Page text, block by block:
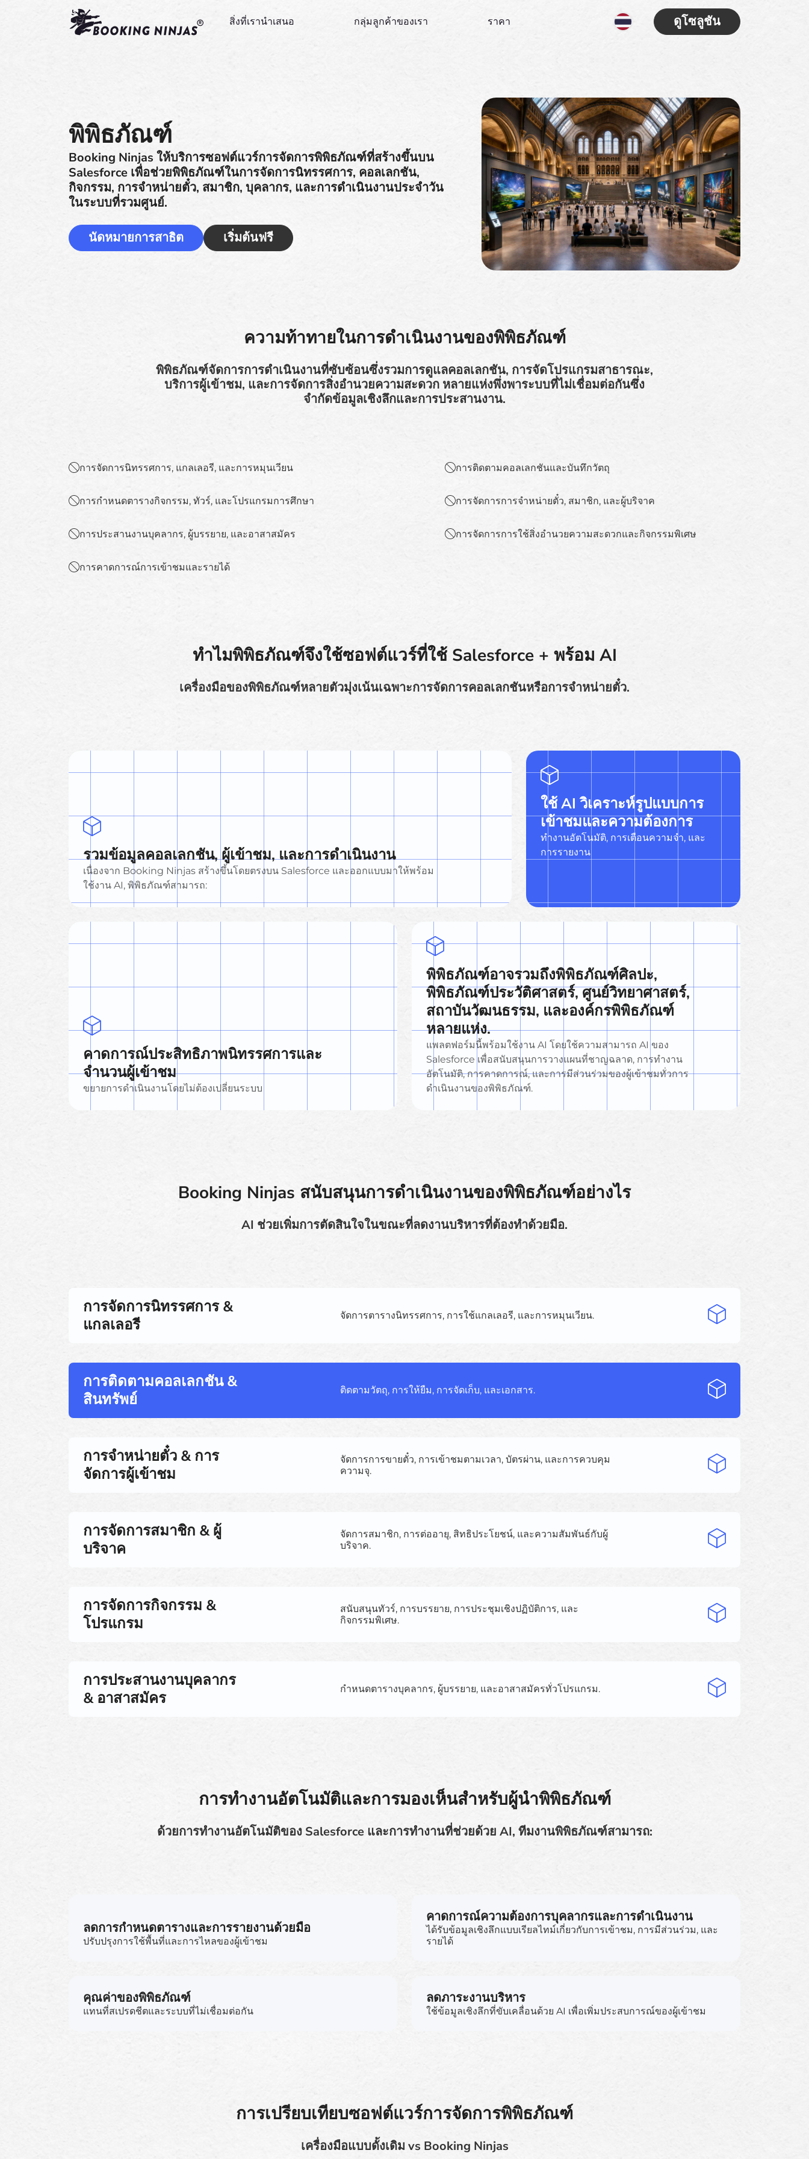
ดูโซลูชัน
สิ่งที่เรานำเสนอ กลุ่มลูกค้าของเรา ราคา
พิพิธภัณฑ์
Booking Ninjas ให้บริการซอฟต์แวร์การจัดการพิพิธภัณฑ์ที่สร้างขึ้นบน
Salesforce เพื่อช่วยพิพิธภัณฑ์ในการจัดการนิทรรศการ, คอลเลกชัน,
กิจกรรม, การจำหน่ายตั๋ว, สมาชิก, บุคลากร, และการดำเนินงานประจำวัน
ในระบบที่รวมศูนย์.
นัดหมายการสาธิต เริ่มต้นฟรี
ความท้าทายในการดำเนินงานของพิพิธภัณฑ์
พิพิธภัณฑ์จัดการการดำเนินงานที่ซับซ้อนซึ่งรวมการดูแลคอลเลกชัน, การจัดโปรแกรมสาธารณะ,
บริการผู้เข้าชม, และการจัดการสิ่งอำนวยความสะดวก หลายแห่งพึ่งพาระบบที่ไม่เชื่อมต่อกันซึ่ง
จำกัดข้อมูลเชิงลึกและการประสานงาน.
การจัดการนิทรรศการ, แกลเลอรี, และการหมุนเวียน การติดตามคอลเลกชันและบันทึกวัตถุ
การกำหนดตารางกิจกรรม, ทัวร์, และโปรแกรมการศึกษา การจัดการการจำหน่ายตั๋ว, สมาชิก, และผู้บริจาค
การประสานงานบุคลากร, ผู้บรรยาย, และอาสาสมัคร การจัดการการใช้สิ่งอำนวยความสะดวกและกิจกรรมพิเศษ
การคาดการณ์การเข้าชมและรายได้
ทำไมพิพิธภัณฑ์จึงใช้ซอฟต์แวร์ที่ใช้ Salesforce + พร้อม AI
เครื่องมือของพิพิธภัณฑ์หลายตัวมุ่งเน้นเฉพาะการจัดการคอลเลกชันหรือการจำหน่ายตั๋ว.
รวมข้อมูลคอลเลกชัน, ผู้เข้าชม, และการดำเนินงาน
เนื่องจาก Booking Ninjas สร้างขึ้นโดยตรงบน Salesforce และออกแบบมาให้พร้อม
ใช้งาน AI, พิพิธภัณฑ์สามารถ:
ใช้ AI วิเคราะห์รูปแบบการ
เข้าชมและความต้องการ
ทำงานอัตโนมัติ, การเตือนความจำ, และ
การรายงาน
คาดการณ์ประสิทธิภาพนิทรรศการและ
จำนวนผู้เข้าชม
ขยายการดำเนินงานโดยไม่ต้องเปลี่ยนระบบ
พิพิธภัณฑ์อาจรวมถึงพิพิธภัณฑ์ศิลปะ,
พิพิธภัณฑ์ประวัติศาสตร์, ศูนย์วิทยาศาสตร์,
สถาบันวัฒนธรรม, และองค์กรพิพิธภัณฑ์
หลายแห่ง.
แพลตฟอร์มนี้พร้อมใช้งาน AI โดยใช้ความสามารถ AI ของ
Salesforce เพื่อสนับสนุนการวางแผนที่ชาญฉลาด, การทำงาน
อัตโนมัติ, การคาดการณ์, และการมีส่วนร่วมของผู้เข้าชมทั่วการ
ดำเนินงานของพิพิธภัณฑ์.
Booking Ninjas สนับสนุนการดำเนินงานของพิพิธภัณฑ์อย่างไร
AI ช่วยเพิ่มการตัดสินใจในขณะที่ลดงานบริหารที่ต้องทำด้วยมือ.
การจัดการนิทรรศการ &
แกลเลอรี
จัดการตารางนิทรรศการ, การใช้แกลเลอรี, และการหมุนเวียน.
การติดตามคอลเลกชัน &
สินทรัพย์
ติดตามวัตถุ, การให้ยืม, การจัดเก็บ, และเอกสาร.
การจำหน่ายตั๋ว & การ
จัดการผู้เข้าชม
จัดการการขายตั๋ว, การเข้าชมตามเวลา, บัตรผ่าน, และการควบคุม
ความจุ.
การจัดการสมาชิก & ผู้
บริจาค
จัดการสมาชิก, การต่ออายุ, สิทธิประโยชน์, และความสัมพันธ์กับผู้
บริจาค.
การจัดการกิจกรรม &
โปรแกรม
สนับสนุนทัวร์, การบรรยาย, การประชุมเชิงปฏิบัติการ, และ
กิจกรรมพิเศษ.
การประสานงานบุคลากร
& อาสาสมัคร
กำหนดตารางบุคลากร, ผู้บรรยาย, และอาสาสมัครทั่วโปรแกรม.
การทำงานอัตโนมัติและการมองเห็นสำหรับผู้นำพิพิธภัณฑ์
ด้วยการทำงานอัตโนมัติของ Salesforce และการทำงานที่ช่วยด้วย AI, ทีมงานพิพิธภัณฑ์สามารถ:
ลดการกำหนดตารางและการรายงานด้วยมือ
ปรับปรุงการใช้พื้นที่และการไหลของผู้เข้าชม
คาดการณ์ความต้องการบุคลากรและการดำเนินงาน
ได้รับข้อมูลเชิงลึกแบบเรียลไทม์เกี่ยวกับการเข้าชม, การมีส่วนร่วม, และ
รายได้
คุณค่าของพิพิธภัณฑ์
แทนที่สเปรดชีตและระบบที่ไม่เชื่อมต่อกัน
ลดภาระงานบริหาร
ใช้ข้อมูลเชิงลึกที่ขับเคลื่อนด้วย AI เพื่อเพิ่มประสบการณ์ของผู้เข้าชม
การเปรียบเทียบซอฟต์แวร์การจัดการพิพิธภัณฑ์
เครื่องมือแบบดั้งเดิม vs Booking Ninjas